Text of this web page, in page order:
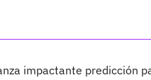
impactante predicción